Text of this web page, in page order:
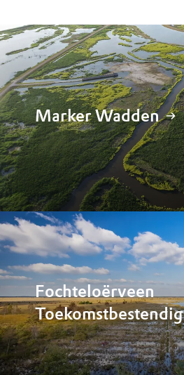
Marker Wadden
Fochteloërveen
Toekomstbestendig